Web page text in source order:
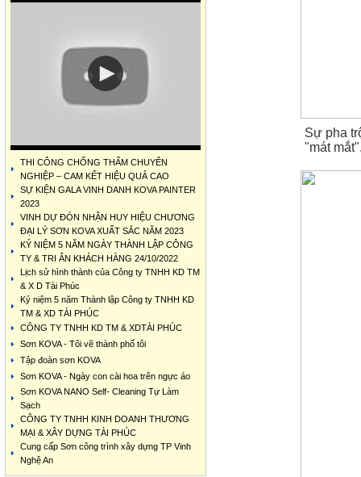
THI CÔNG CHỐNG THẤM CHUYÊN
NGHIỆP – CAM KẾT HIỆU QUẢ CAO
SỰ KIỆN GALA VINH DANH KOVA PAINTER
2023
VINH DỰ ĐÓN NHẬN HUY HIỆU CHƯƠNG
ĐẠI LÝ SƠN KOVA XUẤT SẮC NĂM 2023
KỶ NIỆM 5 NĂM NGÀY THÀNH LẬP CÔNG
TY & TRI ÂN KHÁCH HÀNG 24/10/2022
Lịch sử hình thành của Công ty TNHH KD TM
& X D Tài Phúc
Kỷ niệm 5 năm Thành lập Công ty TNHH KD
TM & XD TÀI PHÚC
CÔNG TY TNHH KD TM & XDTÀI PHÚC
Sơn KOVA - Tôi vẽ thành phố tôi
Tập đoàn sơn KOVA
Sơn KOVA - Ngày con cài hoa trên ngực áo
Sơn KOVA NANO Self- Cleaning Tự Làm
Sạch
CÔNG TY TNHH KINH DOANH THƯƠNG
MẠI & XÂY DỰNG TÀI PHÚC
Cung cấp Sơn công trình xây dựng TP Vinh
Nghệ An
Sự pha
"mát